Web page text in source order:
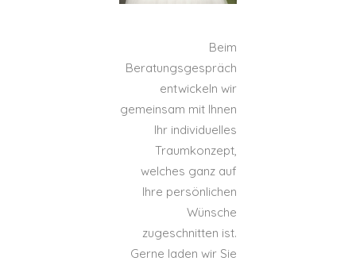
Beim
Beratungsgespräch
entwickeln wir
gemeinsam mit Ihnen
Ihr individuelles
Traumkonzept,
welches ganz auf
Ihre persönlichen
Wünsche
zugeschnitten ist.
Gerne laden wir Sie